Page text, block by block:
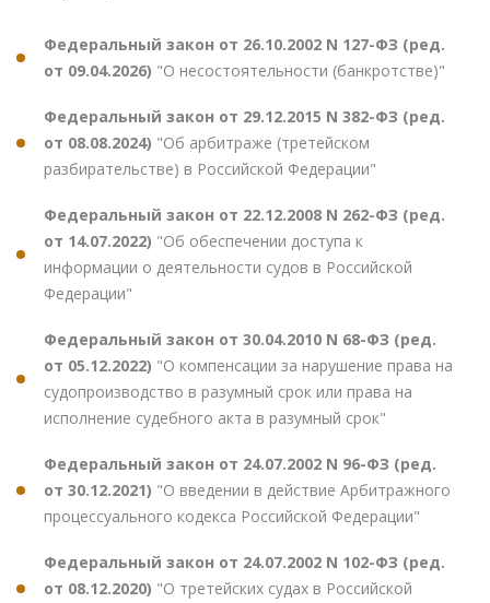
Федеральный закон от 26.10.2002 N 127-ФЗ (ред.
от 09.04.2026) "О несостоятельности (банкротстве)"
Федеральный закон от 29.12.2015 N 382-ФЗ (ред.
от 08.08.2024) "Об арбитраже (третейском
разбирательстве) в Российской Федерации"
Федеральный закон от 22.12.2008 N 262-ФЗ (ред.
от 14.07.2022) "Об обеспечении доступа к
информации о деятельности судов в Российской
Федерации"
Федеральный закон от 30.04.2010 N 68-ФЗ (ред.
от 05.12.2022) "О компенсации за нарушение права на
судопроизводство в разумный срок или права на
исполнение судебного акта в разумный срок"
Федеральный закон от 24.07.2002 N 96-ФЗ (ред.
от 30.12.2021) "О введении в действие Арбитражного
процессуального кодекса Российской Федерации"
Федеральный закон от 24.07.2002 N 102-ФЗ (ред.
от 08.12.2020) "О третейских судах в Российской